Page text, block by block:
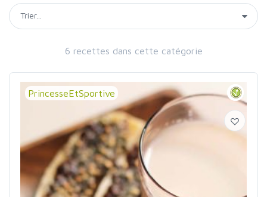
6 recettes dans cette catégorie
PrincesseEtSportive